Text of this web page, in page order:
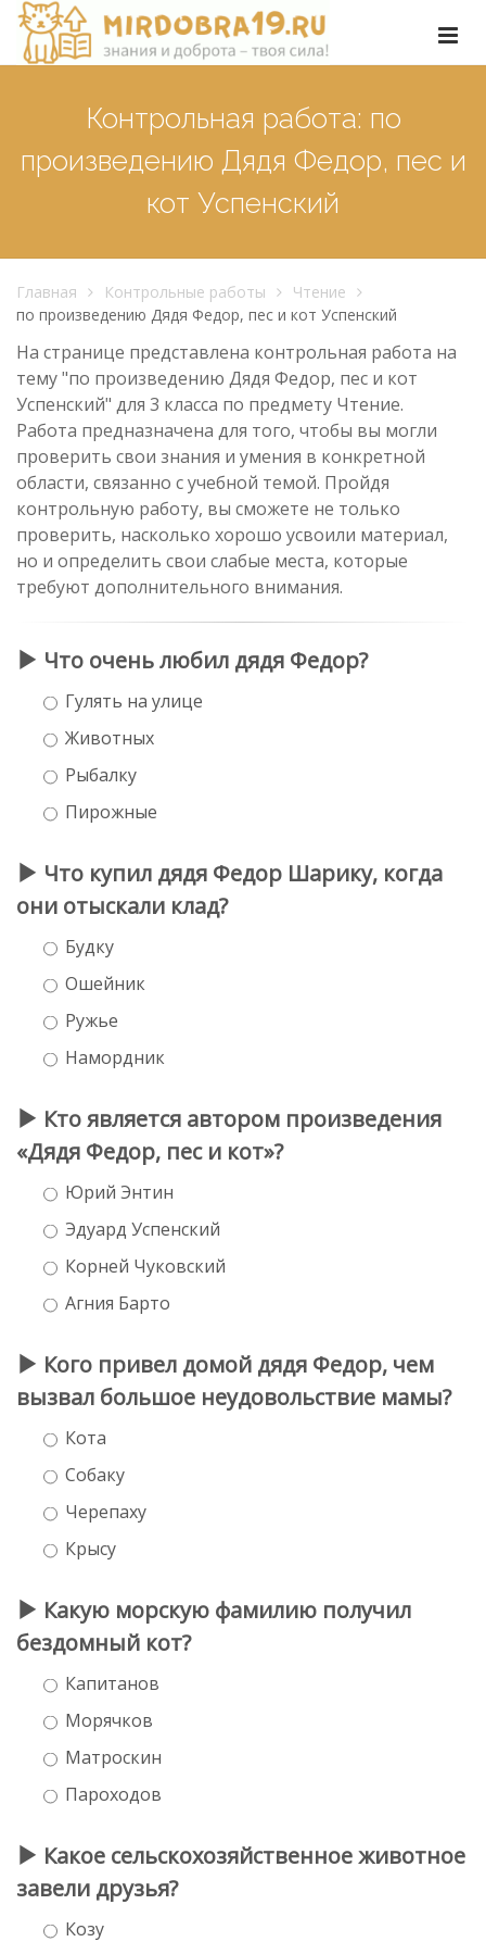
Контрольная работа: по
произведению Дядя Федор, пес и
кот Успенский
Главная Контрольные работы
Чтение
по произведению Дядя Федор, пес и кот Успенский
На странице представлена контрольная работа на
тему "по произведению Дядя Федор, пес и кот
Успенский" для 3 класса по предмету Чтение.
Работа предназначена для того, чтобы вы могли
проверить свои знания и умения в конкретной
области, связанно с учебной темой. Пройдя
контрольную работу, вы сможете не только
проверить, насколько хорошо усвоили материал,
но и определить свои слабые места, которые
требуют дополнительного внимания.
Что очень любил дядя Федор?
Гулять на улице
Животных
Рыбалку
Пирожные
Что купил дядя Федор Шарику, когда
они отыскали клад?
Будку
Ошейник
Ружье
Намордник
Кто является автором произведения
«Дядя Федор, пес и кот»?
Юрий Энтин
Эдуард Успенский
Корней Чуковский
Агния Барто
Кого привел домой дядя Федор, чем
вызвал большое неудовольствие мамы?
Кота
Собаку
Черепаху
Крысу
Какую морскую фамилию получил
бездомный кот?
Капитанов
Морячков
Матроскин
Пароходов
Какое сельскохозяйственное животное
завели друзья?
Козу